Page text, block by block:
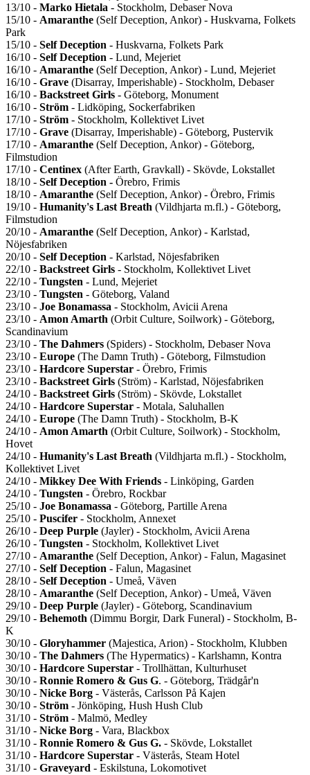
13/10 - Marko Hietala - Stockholm, Debaser Nova
15/10 - Amaranthe (Self Deception, Ankor) - Huskvarna, Folkets
Park
15/10 - Self Deception - Huskvarna, Folkets Park
16/10 - Self Deception - Lund, Mejeriet
16/10 - Amaranthe (Self Deception, Ankor) - Lund, Mejeriet
16/10 - Grave (Disarray, Imperishable) - Stockholm, Debaser
16/10 - Backstreet Girls - Göteborg, Monument
16/10 - Ström - Lidköping, Sockerfabriken
17/10 - Ström - Stockholm, Kollektivet Livet
17/10 - Grave (Disarray, Imperishable) - Göteborg, Pustervik
17/10 - Amaranthe (Self Deception, Ankor) - Göteborg,
Filmstudion
17/10 - Centinex (After Earth, Gravkall) - Skövde, Lokstallet
18/10 - Self Deception - Örebro, Frimis
18/10 - Amaranthe (Self Deception, Ankor) - Örebro, Frimis
19/10 - Humanity's Last Breath (Vildhjarta m.fl.) - Göteborg,
Filmstudion
20/10 - Amaranthe (Self Deception, Ankor) - Karlstad,
Nöjesfabriken
20/10 - Self Deception - Karlstad, Nöjesfabriken
22/10 - Backstreet Girls - Stockholm, Kollektivet Livet
22/10 - Tungsten - Lund, Mejeriet
23/10 - Tungsten - Göteborg, Valand
23/10 - Joe Bonamassa - Stockholm, Avicii Arena
23/10 - Amon Amarth (Orbit Culture, Soilwork) - Göteborg,
Scandinavium
23/10 - The Dahmers (Spiders) - Stockholm, Debaser Nova
23/10 - Europe (The Damn Truth) - Göteborg, Filmstudion
23/10 - Hardcore Superstar - Örebro, Frimis
23/10 - Backstreet Girls (Ström) - Karlstad, Nöjesfabriken
24/10 - Backstreet Girls (Ström) - Skövde, Lokstallet
24/10 - Hardcore Superstar - Motala, Saluhallen
24/10 - Europe (The Damn Truth) - Stockholm, B-K
24/10 - Amon Amarth (Orbit Culture, Soilwork) - Stockholm,
Hovet
24/10 - Humanity's Last Breath (Vildhjarta m.fl.) - Stockholm,
Kollektivet Livet
24/10 - Mikkey Dee With Friends - Linköping, Garden
24/10 - Tungsten - Örebro, Rockbar
25/10 - Joe Bonamassa - Göteborg, Partille Arena
25/10 - Puscifer - Stockholm, Annexet
26/10 - Deep Purple (Jayler) - Stockholm, Avicii Arena
26/10 - Tungsten - Stockholm, Kollektivet Livet
27/10 - Amaranthe (Self Deception, Ankor) - Falun, Magasinet
27/10 - Self Deception - Falun, Magasinet
28/10 - Self Deception - Umeå, Väven
28/10 - Amaranthe (Self Deception, Ankor) - Umeå, Väven
29/10 - Deep Purple (Jayler) - Göteborg, Scandinavium
29/10 - Behemoth (Dimmu Borgir, Dark Funeral) - Stockholm, B-
K
30/10 - Gloryhammer (Majestica, Arion) - Stockholm, Klubben
30/10 - The Dahmers (The Hypermatics) - Karlshamn, Kontra
30/10 - Hardcore Superstar - Trollhättan, Kulturhuset
30/10 - Ronnie Romero & Gus G. - Göteborg, Trädgår'n
30/10 - Nicke Borg - Västerås, Carlsson På Kajen
30/10 - Ström - Jönköping, Hush Hush Club
31/10 - Ström - Malmö, Medley
31/10 - Nicke Borg - Vara, Blackbox
31/10 - Ronnie Romero & Gus G. - Skövde, Lokstallet
31/10 - Hardcore Superstar - Västerås, Steam Hotel
31/10 - Graveyard - Eskilstuna, Lokomotivet